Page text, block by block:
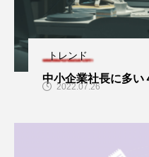
トレンド
中小企業社長に多い
2022.07.26